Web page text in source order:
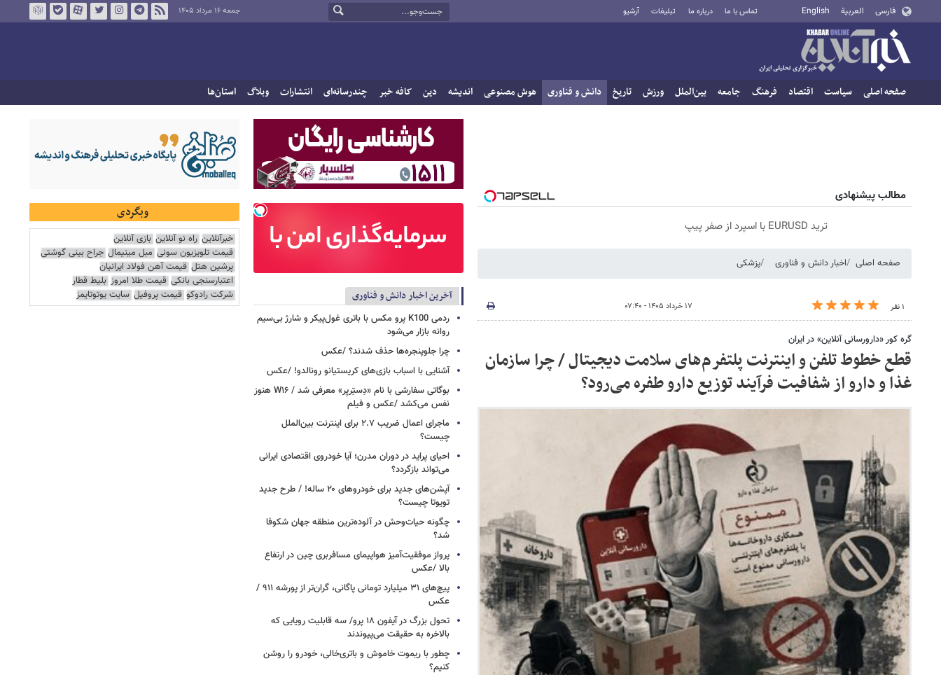
فارسی العربية English تماس با ما درباره ما تبلیغات آرشیو جمعه ۱۶ مرداد ۱۴۰۵
صفحه اصلی سیاست اقتصاد فرهنگ جامعه بین‌الملل ورزش تاریخ دانش و فناوری هوش مصنوعی اندیشه دین کافه خبر چندرسانه‌ای انتشارات وبلاگ استان‌ها
مطالب پیشنهادی
ترید EURUSD با اسپرد از صفر پیپ
صفحه اصلی اخبار دانش و فناوری پزشکی
۱ نفر ۱۷ خرداد ۱۴۰۵ - ۰۷:۴۰
گره کور «دارورسانی آنلاین» در ایران
قطع خطوط تلفن و اینترنت پلتفرم‌های سلامت دیجیتال / چرا سازمان
غذا و دارو از شفافیت فرآیند توزیع دارو طفره می‌رود؟
آخرین اخبار دانش و فناوری
ردمی K100 پرو مکس با باتری غول‌پیکر و شارژ بی‌سیم
روانه بازار می‌شود
چرا جلوپنجره‌ها حذف شدند؟ /عکس
آشنایی با اسباب‌ بازی‌های کریستیانو رونالدو! /عکس
بوگاتی سفارشی با نام «دِستِریِر» معرفی شد / W۱۶ هنوز
نفس می‌کشد /عکس و فیلم
ماجرای اعمال ضریب ۲.۷ برای اینترنت بین‌الملل
چیست؟
احیای پراید در دوران مدرن؛ آیا خودروی اقتصادی ایرانی
می‌تواند بازگردد؟
آپشن‌های جدید برای خودروهای ۲۰ ساله! / طرح جدید
تویوتا چیست؟
چگونه حیات‌وحش در آلوده‌ترین منطقه جهان شکوفا
شد؟
پرواز موفقیت‌آمیز هواپیمای مسافربری چین در ارتفاع
بالا /عکس
پیچ‌های ۳۱ میلیارد تومانی پاگانی، گران‌تر از پورشه ۹۱۱ /
عکس
تحول بزرگ در آیفون ۱۸ پرو/ سه قابلیت رویایی که
بالاخره به حقیقت می‌پیوندند
چطور با ریموت خاموش و باتری‌خالی، خودرو را روشن
کنیم؟
وبگردی
خبرآنلاین راه نو آنلاین بازی آنلاین
قیمت تلویزیون سونی مبل مینیمال جراح بینی گوشتی
پرشین هتل قیمت آهن فولاد ایرانیان
اعتبارسنجی بانکی قیمت طلا امروز بلیط قطار
شرکت رادوکو قیمت پروفیل سایت یوتوتایمز